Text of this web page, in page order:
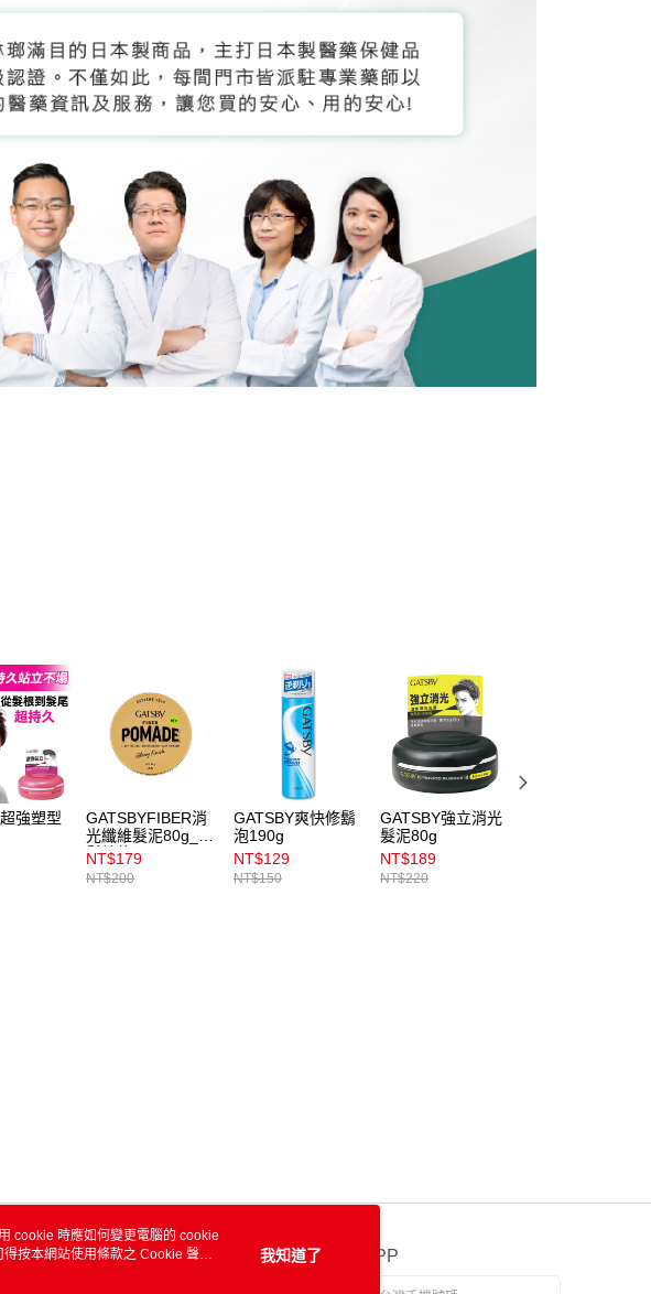
強塑型
GATSBYFIBER消
光纖維髮泥80g_蓬
鬆線條
NT$179
NT$200
GATSBY爽快修鬍
泡190g
NT$129
NT$150
GATSBY強立消光
髮泥80g
NT$189
NT$220
客服資訊 官方APP
cookie 時應如何變更電腦的 cookie
按本網站使用條款之 Cookie 聲明
我知道了